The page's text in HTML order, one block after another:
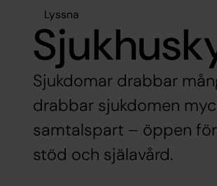
Lyssna
Sjukdomar drabbar
drabbar sjukdomen
samtalspart – öppen
stöd och själavård.